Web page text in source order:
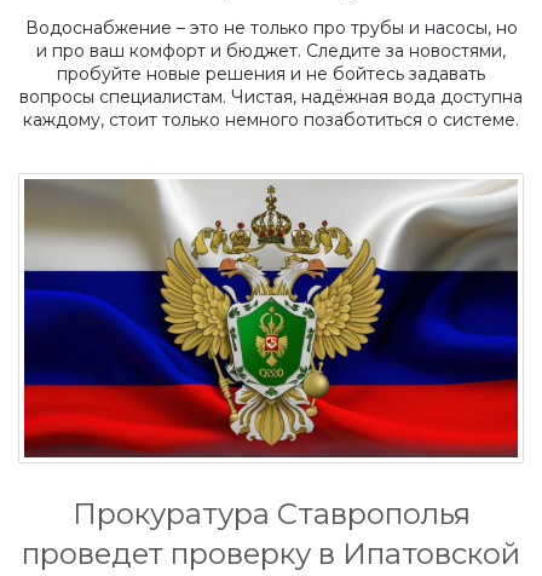
Водоснабжение – это не только про трубы и насосы, но
и про ваш комфорт и бюджет. Следите за новостями,
пробуйте новые решения и не бойтесь задавать
вопросы специалистам. Чистая, надёжная вода доступна
каждому, стоит только немного позаботиться о системе.
Прокуратура Ставрополья
проведет проверку в Ипатовской